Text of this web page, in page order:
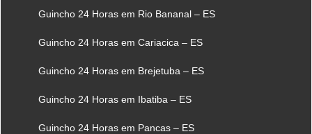
Guincho 24 Horas em Rio Bananal – ES
Guincho 24 Horas em Cariacica – ES
Guincho 24 Horas em Brejetuba – ES
Guincho 24 Horas em Ibatiba – ES
Guincho 24 Horas em Pancas – ES